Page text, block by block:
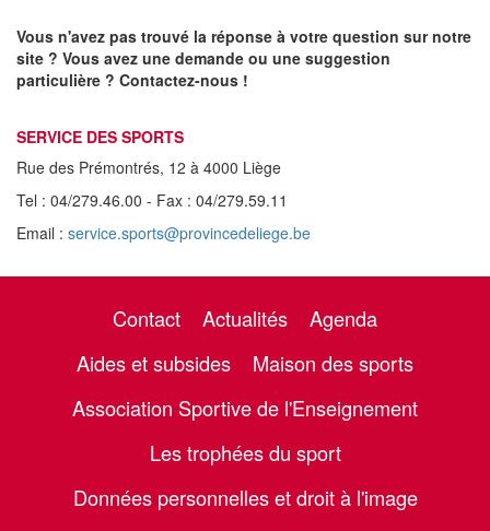
Vous n'avez pas trouvé la réponse à votre question sur notre
site ? Vous avez une demande ou une suggestion
particulière ? Contactez-nous !
SERVICE DES SPORTS
Rue des Prémontrés, 12 à 4000 Liège
Tel : 04/279.46.00 - Fax : 04/279.59.11
Email : service.sports@provincedeliege.be
Contact Actualités
Agenda
Aides et subsides
Maison des sports
Association Sportive de l'Enseignement
Les trophées du sport
Données personnelles et droit à l'image